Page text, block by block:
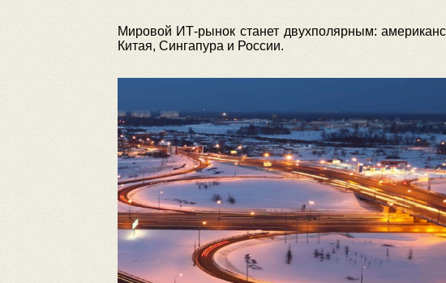
Мировой ИТ-рынок станет двухполярным:
Китая, Сингапура и России.